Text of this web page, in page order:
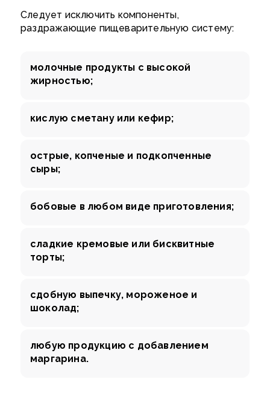
Следует исключить компоненты,
раздражающие пищеварительную систему:
молочные продукты с высокой
жирностью;
кислую сметану или кефир;
острые, копченые и подкопченные
сыры;
бобовые в любом виде приготовления;
сладкие кремовые или бисквитные
торты;
сдобную выпечку, мороженое и
шоколад;
любую продукцию с добавлением
маргарина.